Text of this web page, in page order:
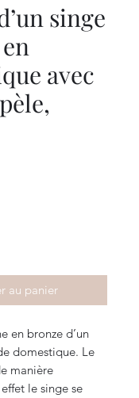
singe
avec
au panier
en bronze d’un
domestique. Le
manière
le singe se